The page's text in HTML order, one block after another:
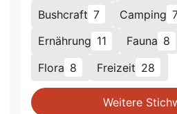
Bushcraft 7 Camping
Ernährung 11 Fauna 8
Flora 8 Freizeit 28
Weitere